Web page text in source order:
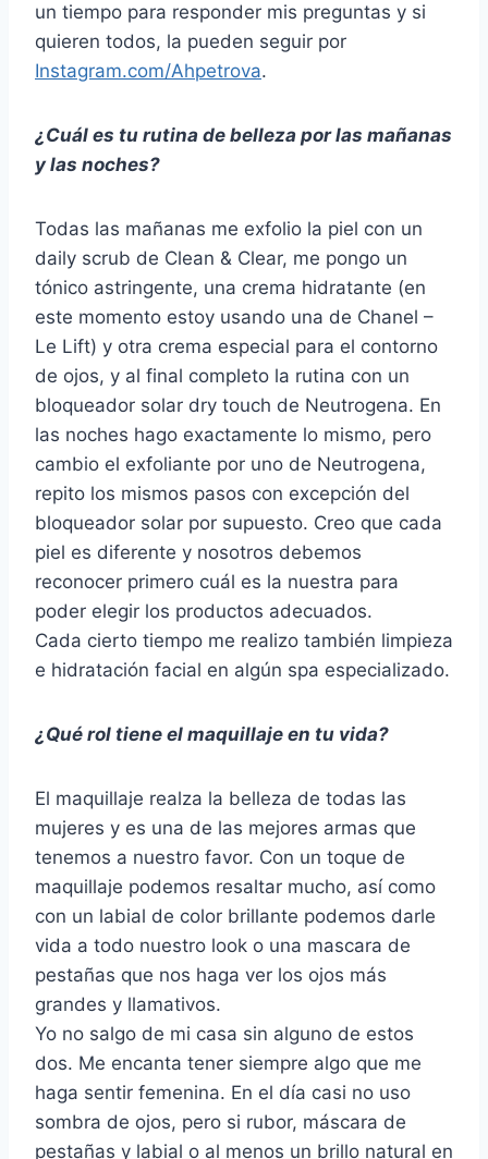
un tiempo para responder mis preguntas y si
quieren todos, la pueden seguir por
Instagram.com/Ahpetrova.
¿Cuál es tu rutina de belleza por las mañanas
y las noches?
Todas las mañanas me exfolio la piel con un
daily scrub de Clean & Clear, me pongo un
tónico astringente, una crema hidratante (en
este momento estoy usando una de Chanel –
Le Lift) y otra crema especial para el contorno
de ojos, y al final completo la rutina con un
bloqueador solar dry touch de Neutrogena. En
las noches hago exactamente lo mismo, pero
cambio el exfoliante por uno de Neutrogena,
repito los mismos pasos con excepción del
bloqueador solar por supuesto. Creo que cada
piel es diferente y nosotros debemos
reconocer primero cuál es la nuestra para
poder elegir los productos adecuados.
Cada cierto tiempo me realizo también limpieza
e hidratación facial en algún spa especializado.
¿Qué rol tiene el maquillaje en tu vida?
El maquillaje realza la belleza de todas las
mujeres y es una de las mejores armas que
tenemos a nuestro favor. Con un toque de
maquillaje podemos resaltar mucho, así como
con un labial de color brillante podemos darle
vida a todo nuestro look o una mascara de
pestañas que nos haga ver los ojos más
grandes y llamativos.
Yo no salgo de mi casa sin alguno de estos
dos. Me encanta tener siempre algo que me
haga sentir femenina. En el día casi no uso
sombra de ojos, pero si rubor, máscara de
pestañas y labial o al menos un brillo natural en